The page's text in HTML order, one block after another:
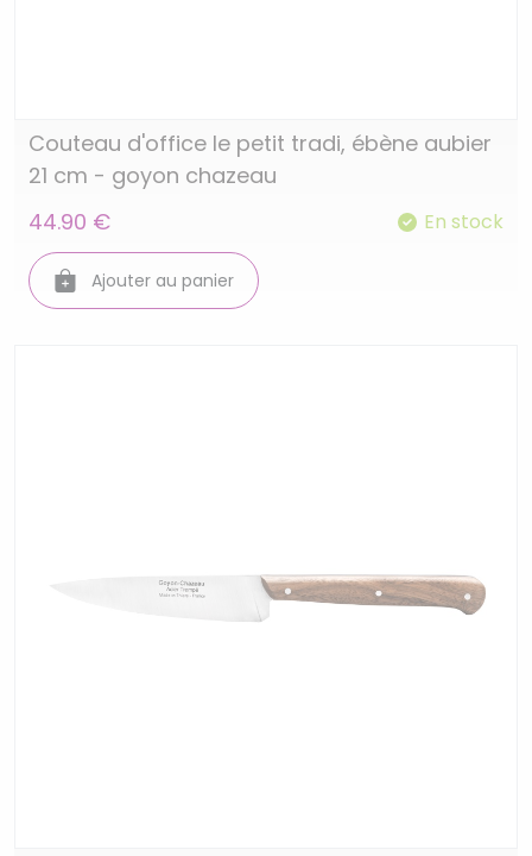
Couteau d'office le petit tradi, ébène aubier
21 cm - goyon chazeau
44.90 €
En stock
Ajouter au panier